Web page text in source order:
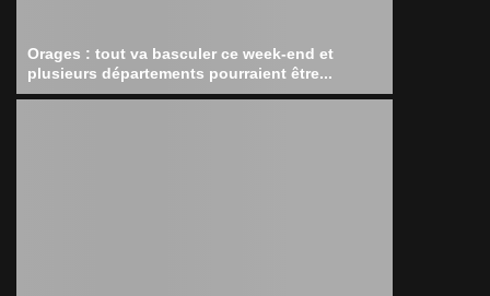
Orages : tout va basculer ce week-end et
plusieurs départements pourraient être...